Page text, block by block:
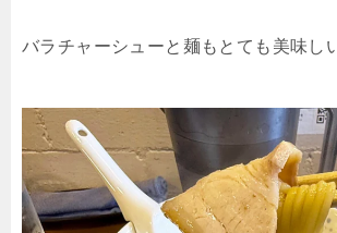
バラチャーシューと麺もとても美味し